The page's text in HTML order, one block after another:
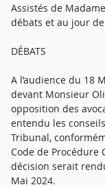
Assistés de
débats et au jour
DÉBATS
A l’audience du 18
devant Monsieur
opposition des
entendu les
Tribunal,
Code de Procédure
décision serait
Mai 2024.